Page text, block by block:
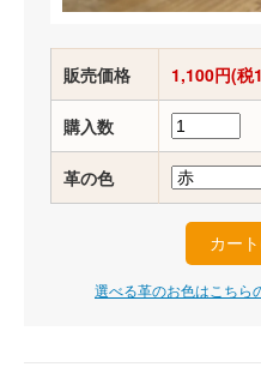
販売価格 1,100円(税
購入数
革の色
選べる革のお色はこちら